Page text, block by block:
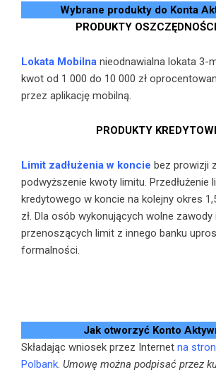
Wybrane produkty do Konta
PRODUKTY
Lokata Mobilna nieodnawialna lokata 3-
kwot od 1 000 do 10 000 zł
przez aplikację mobilną.
PRODUKTY
Limit zadłużenia w koncie bez prowizji
podwyższenie kwoty limitu. Przedłużenie
kredytowego w koncie na kolejny okres
zł. Dla osób wykonujących wolne zawody
przenoszących limit z innego banku
formalności.
Jak otworzyć Konto
Składając wniosek przez Internet na
Polbank. Umowę można podpisać przez